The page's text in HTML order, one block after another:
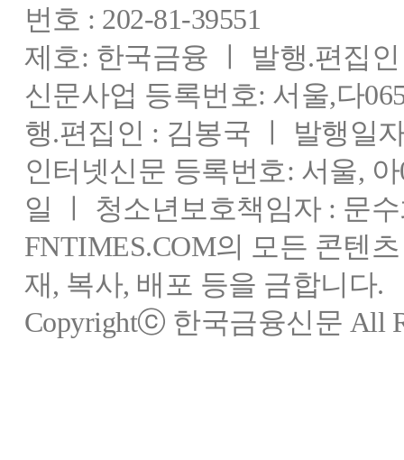
번호 : 202-81-39551
제호: 한국금융 ㅣ 발행.편집
신문사업 등록번호: 서울,다
행.편집인 : 김봉국 ㅣ 발행일
인터넷신문 등록번호: 서울,
일 ㅣ 청소년보호책임자 : 문
FNTIMES.COM의 모든 콘텐
재, 복사, 배포 등을 금합니다.
Copyrightⓒ 한국금융신문 All